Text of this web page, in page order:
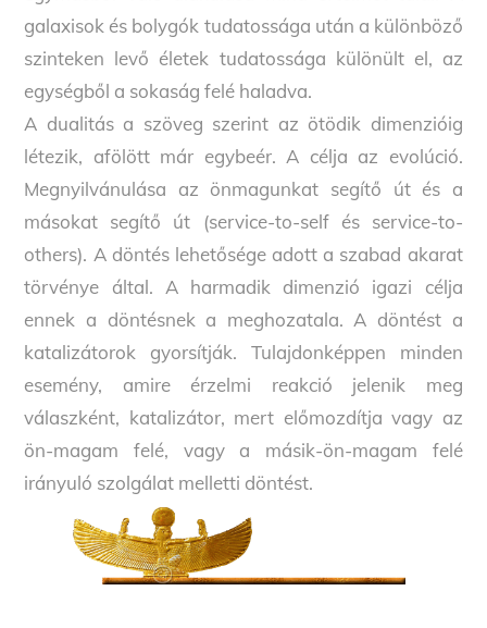
galaxisok és bolygók tudatossága után a különböző
szinteken levő életek tudatossága különült el, az
egységből a sokaság felé haladva.
A dualitás a szöveg szerint az ötödik dimenzióig
létezik, afölött már egybeér. A célja az evolúció.
Megnyilvánulása az önmagunkat segítő út és a
másokat segítő út (service-to-self és service-to-
others). A döntés lehetősége adott a szabad akarat
törvénye által. A harmadik dimenzió igazi célja
ennek a döntésnek a meghozatala. A döntést a
katalizátorok gyorsítják. Tulajdonképpen minden
esemény, amire érzelmi reakció jelenik meg
válaszként, katalizátor, mert előmozdítja vagy az
ön-magam felé, vagy a másik-ön-magam felé
irányuló szolgálat melletti döntést.